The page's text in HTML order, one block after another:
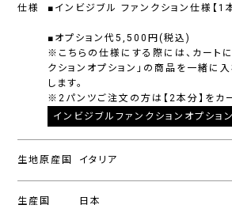
仕様 ■インビジブル ファンクション仕様【1
■オプション代5,500円(税込)
※こちらの仕様にする際には、カートに
クションオプション」の商品を一緒に
します。
※2パンツご注文の方は【2本分】をカ
インビジブルファンクションオプション
生地原産国 イタリア
生産国 日本